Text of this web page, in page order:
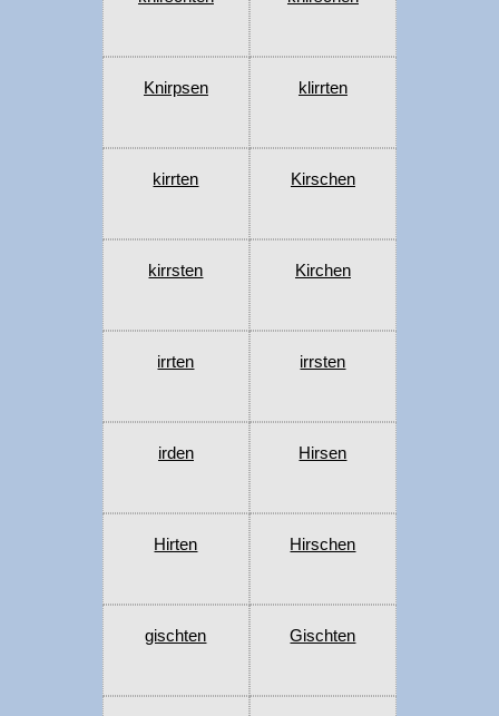
Knirpsen klirrten
kirrten Kirschen
kirrsten Kirchen
irrten irrsten
irden Hirsen
Hirten Hirschen
gischten Gischten